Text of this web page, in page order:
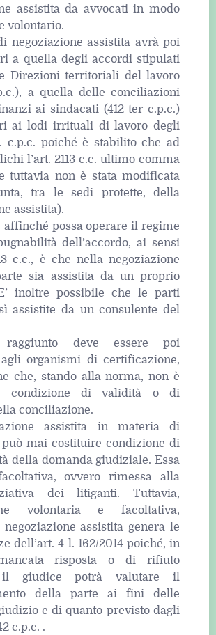
assistita da avvocati in modo
volontario.
negoziazione assistita avrà poi
a quella degli accordi stipulati
Direzioni territoriali del lavoro
a quella delle conciliazioni
ai sindacati (412 ter c.p.c.)
ai lodi irrituali di lavoro degli
c.p.c. poiché è stabilito che ad
l’art. 2113 c.c. ultimo comma
tuttavia non è stata modificata
tra le sedi protette, della
assistita).
affinché possa operare il regime
dell’accordo, ai sensi
c.c., è che nella negoziazione
sia assistita da un proprio
inoltre possibile che le parti
assistite da un consulente del
raggiunto deve essere poi
organismi di certificazione,
che, stando alla norma, non è
condizione di validità o di
conciliazione.
assistita in materia di
mai costituire condizione di
della domanda giudiziale. Essa
ovvero rimessa alla
dei litiganti. Tuttavia,
volontaria e facoltativa,
negoziazione assistita genera le
dell’art. 4 l. 162/2014 poiché, in
risposta o di rifiuto
il giudice potrà valutare il
della parte ai fini delle
e di quanto previsto dagli
c.p.c. .